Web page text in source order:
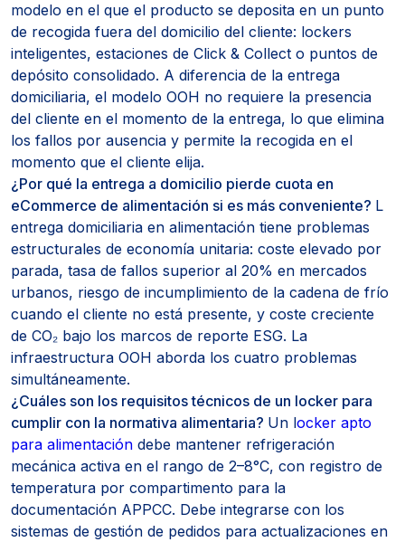
modelo en el que el producto se deposita en un punto
de recogida fuera del domicilio del cliente: lockers
inteligentes, estaciones de Click & Collect o puntos de
depósito consolidado. A diferencia de la entrega
domiciliaria, el modelo OOH no requiere la presencia
del cliente en el momento de la entrega, lo que elimina
los fallos por ausencia y permite la recogida en el
momento que el cliente elija.
¿Por qué la entrega a domicilio pierde cuota en
eCommerce de alimentación si es más conveniente? L
entrega domiciliaria en alimentación tiene problemas
estructurales de economía unitaria: coste elevado por
parada, tasa de fallos superior al 20% en mercados
urbanos, riesgo de incumplimiento de la cadena de frío
cuando el cliente no está presente, y coste creciente
de CO₂ bajo los marcos de reporte ESG. La
infraestructura OOH aborda los cuatro problemas
simultáneamente.
¿Cuáles son los requisitos técnicos de un locker para
cumplir con la normativa alimentaria? Un locker apto
para alimentación debe mantener refrigeración
mecánica activa en el rango de 2–8°C, con registro de
temperatura por compartimento para la
documentación APPCC. Debe integrarse con los
sistemas de gestión de pedidos para actualizaciones en